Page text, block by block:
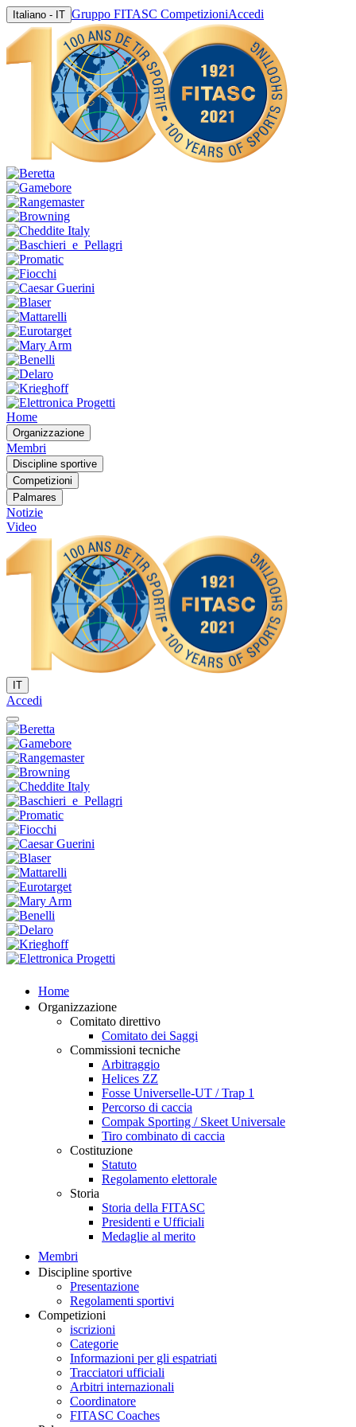
Italiano - IT Gruppo FITASC CompetizioniAccedi
Home
Organizzazione
Membri
Discipline sportive
Competizioni
Palmares
Notizie
Video
IT
Accedi
Home
Organizzazione
Comitato direttivo
Comitato dei Saggi
Commissioni tecniche
Arbitraggio
Helices ZZ
Fosse Universelle-UT / Trap 1
Percorso di caccia
Compak Sporting / Skeet Universale
Tiro combinato di caccia
Costituzione
Statuto
Regolamento elettorale
Storia
Storia della FITASC
Presidenti e Ufficiali
Medaglie al merito
Membri
Discipline sportive
Presentazione
Regolamenti sportivi
Competizioni
iscrizioni
Categorie
Informazioni per gli espatriati
Tracciatori ufficiali
Arbitri internazionali
Coordinatore
FITASC Coaches